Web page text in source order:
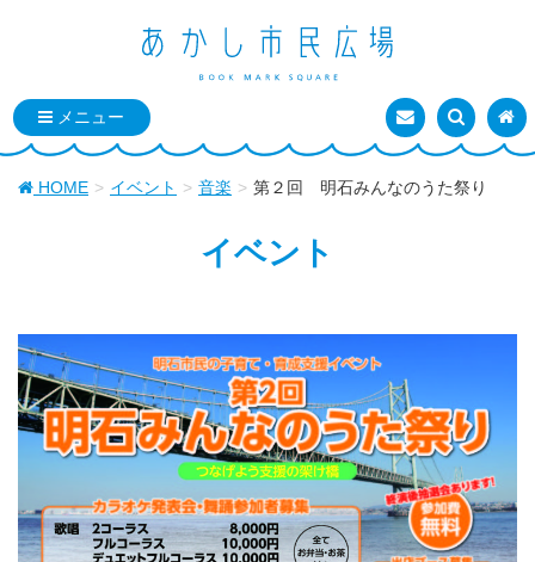
お問い合わせ
検索を表
ト
HOME イベント 音楽 第２回 明石みんなのうた祭り
イベント